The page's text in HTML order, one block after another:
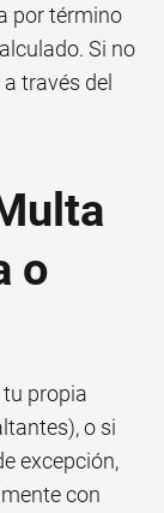
por término
Si no
través del
o
propia
o si
excepción,
con